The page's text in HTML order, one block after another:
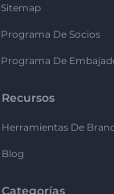
Sitemap
Programa De Socios
Programa De
Recursos
Herramientas De
Blog
Categorías